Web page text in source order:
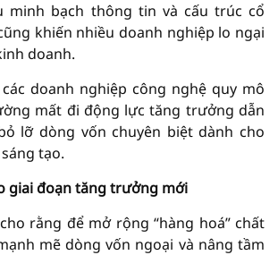
minh bạch thông tin và cấu trúc cổ
khiến nhiều doanh nghiệp lo ngại
doanh.
doanh nghiệp công nghệ quy mô
mất đi động lực tăng trưởng dẫn
lỡ dòng vốn chuyên biệt dành cho
tạo.
giai đoạn tăng trưởng mới
rằng để mở rộng “hàng hoá” chất
mẽ dòng vốn ngoại và nâng tầm